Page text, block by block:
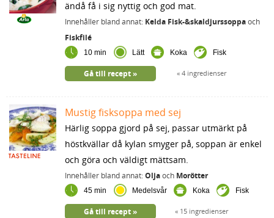
ändå få i sig nyttig och god mat.
Innehåller bland annat: Kelda Fisk-&skaldjurssoppaoch
Fiskfilé
10 min Lätt Koka Fisk
4 ingredienser
Gå till recept
Mustig fisksoppa med sej
Härlig soppa gjord på sej, passar utmärkt på
höstkvällar då kylan smyger på, soppan är enkel
och göra och väldigt mättsam.
Innehåller bland annat:Oljaoch Morötter
45 min Medelsvår Koka Fisk
15 ingredienser
Gå till recept